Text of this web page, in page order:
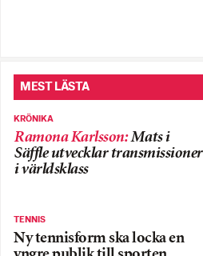
MEST LÄSTA
KRÖNIKA
Ramona Karlsson:Mats i
Säffle utvecklar transmissioner
i världsklass
TENNIS
Ny tennisform ska locka en